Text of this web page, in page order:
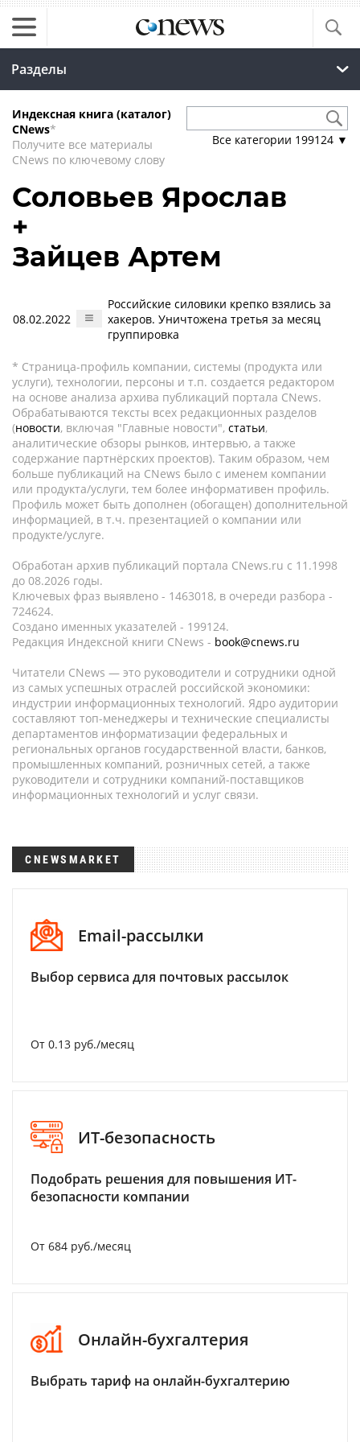
Разделы
Индексная книга (каталог)
CNews*
Получите все материалы
CNews по ключевому слову
Все категории 199124 ▼
Соловьев Ярослав
+
Зайцев Артем
08.02.2022
Российские силовики крепко взялись за
хакеров. Уничтожена третья за месяц
группировка
* Страница-профиль компании, системы (продукта или
услуги), технологии, персоны и т.п. создается редактором
на основе анализа архива публикаций портала CNews.
Обрабатываются тексты всех редакционных разделов
(новости, включая "Главные новости", статьи,
аналитические обзоры рынков, интервью, а также
содержание партнёрских проектов). Таким образом, чем
больше публикаций на CNews было с именем компании
или продукта/услуги, тем более информативен профиль.
Профиль может быть дополнен (обогащен) дополнительной
информацией, в т.ч. презентацией о компании или
продукте/услуге.
Обработан архив публикаций портала CNews.ru c 11.1998
до 08.2026 годы.
Ключевых фраз выявлено - 1463018, в очереди разбора -
724624.
Создано именных указателей - 199124.
Редакция Индексной книги CNews - book@cnews.ru
Читатели CNews — это руководители и сотрудники одной
из самых успешных отраслей российской экономики:
индустрии информационных технологий. Ядро аудитории
составляют топ-менеджеры и технические специалисты
департаментов информатизации федеральных и
региональных органов государственной власти, банков,
промышленных компаний, розничных сетей, а также
руководители и сотрудники компаний-поставщиков
информационных технологий и услуг связи.
CNEWSMARKET
Email-рассылки
Выбор сервиса для почтовых рассылок
От 0.13 руб./месяц
ИТ-безопасность
Подобрать решения для повышения ИТ-
безопасности компании
От 684 руб./месяц
Онлайн-бухгалтерия
Выбрать тариф на онлайн-бухгалтерию